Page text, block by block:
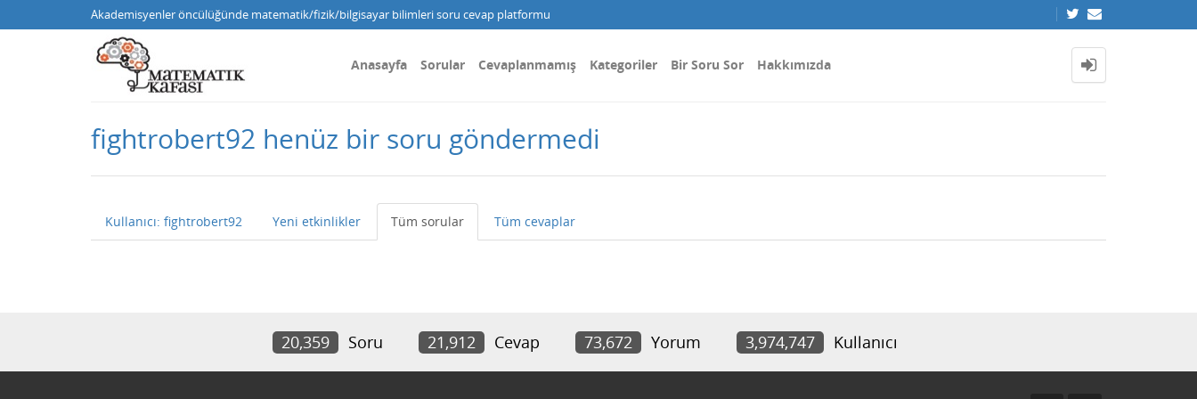
Akademisyenler öncülüğünde matematik/fizik/bilgisayar bilimleri soru cevap platformu
Anasayfa Sorular Cevaplanmamış Kategoriler Bir Soru Sor Hakkımızda
fightrobert92 henüz bir soru göndermedi
Kullanıcı: fightrobert92 Yeni etkinlikler Tüm sorular Tüm cevaplar
20,359 Soru 21,912 Cevap 73,672 Yorum 3,974,747 Kullanıcı